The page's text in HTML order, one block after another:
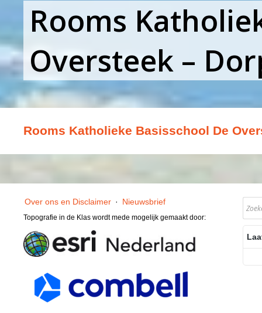
Rooms
Oversteek –
Rooms Katholieke Basisschool De
Over ons en Disclaimer · Nieuwsbrief
Topografie in de Klas wordt mede mogelijk gemaakt door: